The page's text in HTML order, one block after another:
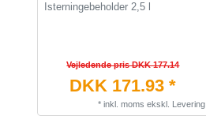
Isterningebeholder 2,5 l
Vejledende pris DKK 177.14
DKK 171.93 *
* inkl. moms ekskl. Levering